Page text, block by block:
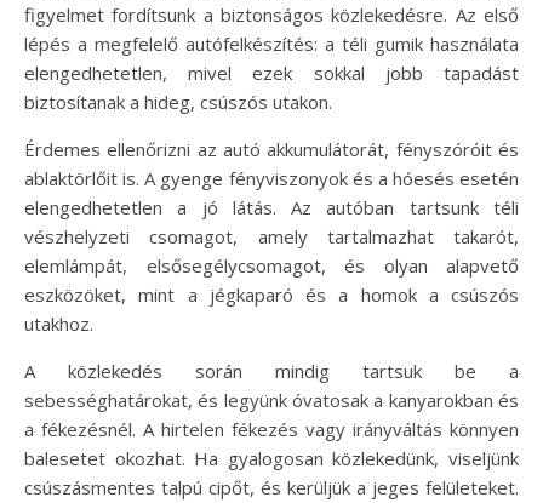
figyelmet fordítsunk a biztonságos közlekedésre. Az első
lépés a megfelelő autófelkészítés: a téli gumik használata
elengedhetetlen, mivel ezek sokkal jobb tapadást
biztosítanak a hideg, csúszós utakon.
Érdemes ellenőrizni az autó akkumulátorát, fényszóróit és
ablaktörlőit is. A gyenge fényviszonyok és a hóesés esetén
elengedhetetlen a jó látás. Az autóban tartsunk téli
vészhelyzeti csomagot, amely tartalmazhat takarót,
elemlámpát, elsősegélycsomagot, és olyan alapvető
eszközöket, mint a jégkaparó és a homok a csúszós
utakhoz.
A közlekedés során mindig tartsuk be a
sebességhatárokat, és legyünk óvatosak a kanyarokban és
a fékezésnél. A hirtelen fékezés vagy irányváltás könnyen
balesetet okozhat. Ha gyalogosan közlekedünk, viseljünk
csúszásmentes talpú cipőt, és kerüljük a jeges felületeket.